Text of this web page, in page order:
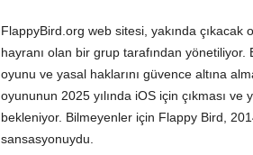
FlappyBird.org web sitesi, yakında
hayranı olan bir grup tarafından yönetiliyor.
oyunu ve yasal haklarını güvence altına
oyununun 2025 yılında iOS için çıkması
bekleniyor. Bilmeyenler için Flappy Bird,
sansasyonuydu.